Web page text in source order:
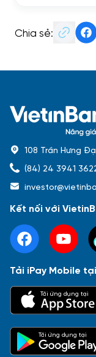
Báo cáo tài
Chia sẻ:
108 Trần Hưng
(84) 24 3941
Kết nối với
Tải iPay Mobile tại
Tải ứng dụng tại
Tải ứng dụng tại